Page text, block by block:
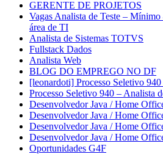
GERENTE DE PROJETOS
Vagas Analista de Teste – Mínimo
área de TI
Analista de Sistemas TOTVS
Fullstack Dados
Analista Web
BLOG DO EMPREGO NO DF
[leonardoti] Processo Seletivo
Processo Seletivo 940 – Analista
Desenvolvedor Java / Home
Desenvolvedor Java / Home
Desenvolvedor Java / Home
Desenvolvedor Java / Home
Oportunidades G4F